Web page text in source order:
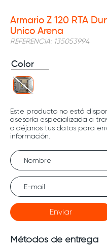
Armario Z 120 RTA
Unico Arena
REFERENCIA: 135053994
Color
Enviar
Métodos de entrega